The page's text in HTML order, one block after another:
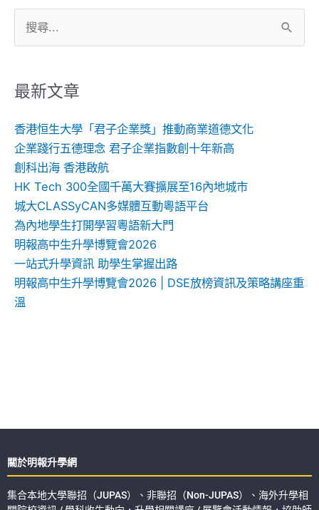
尋
鍵
最新文章
香港恒生大學「君子企業獎」推動商業道德文化
企業踐行五德理念 君子企業指數創十年新高
創科出海 香港啟航
HK Tech 300全國千萬大賽擴展至16內地城市
城大CLASSyCAN多媒體互動粵語平台
為內地學生打開學習粵語新大門
明報高中生升學博覽會2026
一站式升學資訊 助學生掌握出路
明報高中生升學博覽會2026 | DSE放榜資訊及策略講座重
溫
關於明報升學網
集合本地大學聯招（JUPAS）、非聯招（Non-JUPAS）、海外升學相